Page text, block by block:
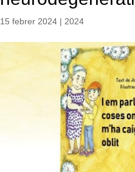
15 febrer 2024 | 2024